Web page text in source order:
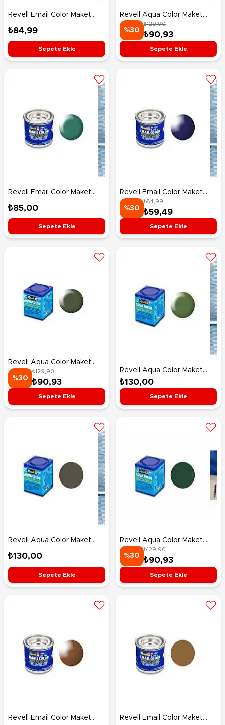
Revell Email Color Maket
Boyası Sea Green Mat 32148
₺84,99
Sepete Ekle
Revell Aqua Color Maket
Boyası Purple Red Silk 36331
%30
₺129,90
₺90,93
Sepete Ekle
Revell Email Color Maket
Boyası Patina Green Silk
32365
₺85,00
Sepete Ekle
Revell Email Color Maket
Boyası Night Blue Gloss
32154
%30
₺84,99
₺59,49
Sepete Ekle
Revell Aqua Color Maket
Boyası Olive Green Silk
36361
%30
₺129,90
₺90,93
Sepete Ekle
Revell Aqua Color Maket
Boyası Fern Green Silk
36360
₺130,00
Sepete Ekle
Revell Aqua Color Maket
Boyası NATO Olive Mat
₺130,00
Sepete Ekle
Revell Aqua Color Maket
Boyası Raf Dark Green Matt
36168
%30
₺129,90
₺90,93
Sepete Ekle
Revell Email Color Maket
Revell Email Color Maket